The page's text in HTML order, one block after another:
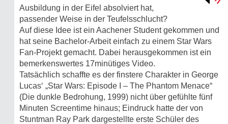
Ausbildung in der Eifel absolviert hat,
passender Weise in der Teufelsschlucht?
Auf diese Idee ist ein Aachener Student gekommen und
hat seine Bachelor-Arbeit einfach zu einem Star Wars
Fan-Projekt gemacht. Dabei herausgekommen ist ein
bemerkenswertes 17minütiges Video.
Tatsächlich schaffte es der finstere Charakter in George
Lucas‘ „Star Wars: Episode I – The Phantom Menace“
(Die dunkle Bedrohung, 1999) nicht über gefühlte fünf
Minuten Screentime hinaus; Eindruck hatte der von
Stuntman Ray Park dargestellte erste Schüler des